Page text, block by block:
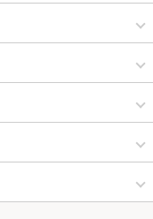
能です。（人数、予算等応相
モン